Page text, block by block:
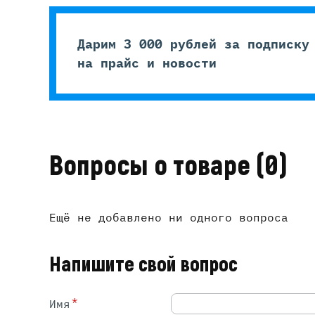
Дарим 3 000 рублей за подписку
на прайс и новости
Вопросы о товаре (0)
Ещё не добавлено ни одного вопроса
Напишите свой вопрос
Имя *